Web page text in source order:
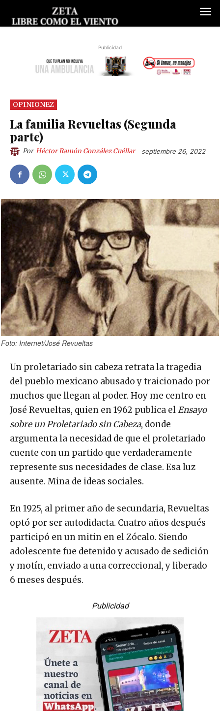
Publicidad
OPINIONEZ
La familia Revueltas (Segunda
parte)
Por Héctor Ramón González Cuéllar septiembre 26, 2022
Foto: Internet/José Revueltas
Un proletariado sin cabeza retrata la tragedia
del pueblo mexicano abusado y traicionado por
muchos que llegan al poder. Hoy me centro en
José Revueltas, quien en 1962 publica elEnsayo
sobre un Proletariado sin Cabeza, donde
argumenta la necesidad de que el proletariado
cuente con un partido que verdaderamente
represente sus necesidades de clase. Esa luz
ausente. Mina de ideas sociales.
En 1925, al primer año de secundaria, Revueltas
optó por ser autodidacta. Cuatro años después
participó en un mitin en el Zócalo. Siendo
adolescente fue detenido y acusado de sedición
y motín, enviado a una correccional, y liberado
6 meses después.
Publicidad